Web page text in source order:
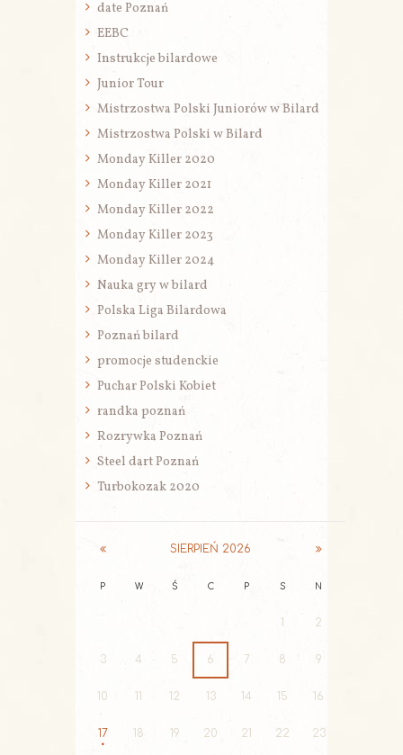
date Poznań
EEBC
Instrukcje bilardowe
Junior Tour
Mistrzostwa Polski Juniorów w Bilard
Mistrzostwa Polski w Bilard
Monday Killer 2020
Monday Killer 2021
Monday Killer 2022
Monday Killer 2023
Monday Killer 2024
Nauka gry w bilard
Polska Liga Bilardowa
Poznań bilard
promocje studenckie
Puchar Polski Kobiet
randka poznań
Rozrywka Poznań
Steel dart Poznań
Turbokozak 2020
SIERPIEŃ 2026
P W Ś C P S N
2
3 4 5 6 7 8 9
10 11 12 13 14 15 16
17 18 19 20 21 22 23